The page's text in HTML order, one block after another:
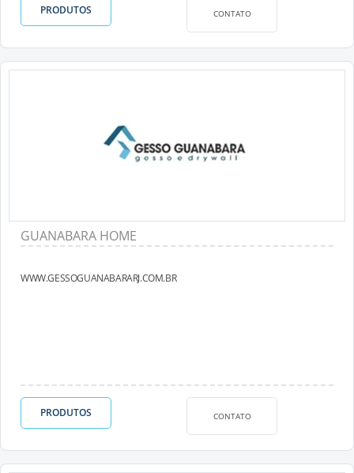
PRODUTOS CONTATO
GUANABARA HOME
WWW.GESSOGUANABARARJ.COM.BR
PRODUTOS CONTATO